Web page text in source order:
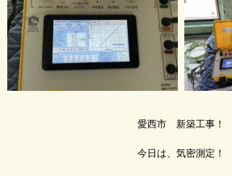
愛西市 新築工事！
今日は、気密測定！